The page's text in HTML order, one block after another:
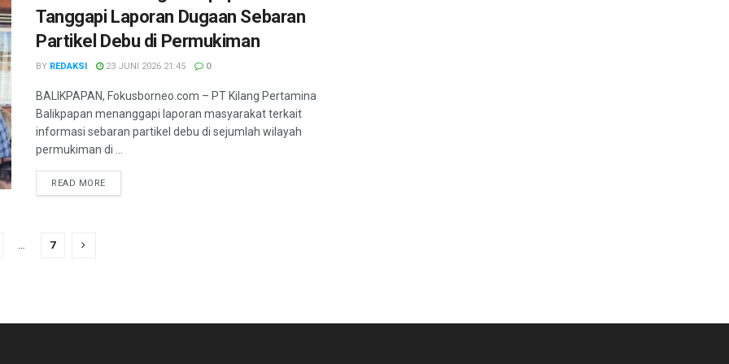
Tanggapi Laporan Dugaan Sebaran
Partikel Debu di Permukiman
BY REDAKSI 23 JUNI 2026 21:45 0
BALIKPAPAN, Fokusborneo.com – PT Kilang Pertamina
Balikpapan menanggapi laporan masyarakat terkait
informasi sebaran partikel debu di sejumlah wilayah
permukiman di ...
READ MOREDETAILS
7